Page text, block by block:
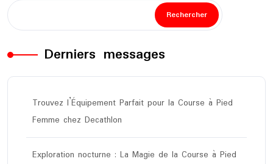
Rechercher
Derniers messages
Trouvez l’Équipement Parfait pour la Course à Pied
Femme chez Decathlon
Exploration nocturne : La Magie de la Course à Pied